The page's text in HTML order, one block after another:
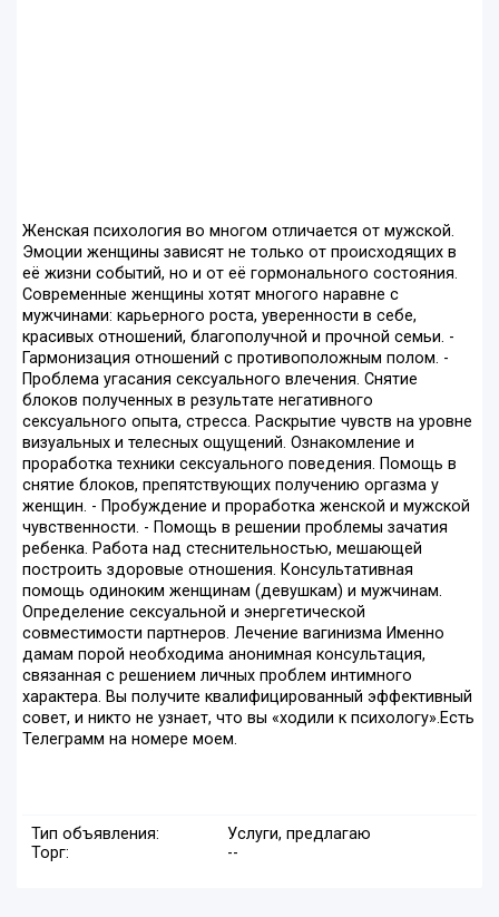
Женская психология во многом отличается от мужской.
Эмоции женщины зависят не только от происходящих в
её жизни событий, но и от её гормонального состояния.
Современные женщины хотят многого наравне с
мужчинами: карьерного роста, уверенности в себе,
красивых отношений, благополучной и прочной семьи. -
Гармонизация отношений с противоположным полом. -
Проблема угасания сексуального влечения. Снятие
блоков полученных в результате негативного
сексуального опыта, стресса. Раскрытие чувств на уровне
визуальных и телесных ощущений. Ознакомление и
проработка техники сексуального поведения. Помощь в
снятие блоков, препятствующих получению оргазма у
женщин. - Пробуждение и проработка женской и мужской
чувственности. - Помощь в решении проблемы зачатия
ребенка. Работа над стеснительностью, мешающей
построить здоровые отношения. Консультативная
помощь одиноким женщинам (девушкам) и мужчинам.
Определение сексуальной и энергетической
совместимости партнеров. Лечение вагинизма Именно
дамам порой необходима анонимная консультация,
связанная с решением личных проблем интимного
характера. Вы получите квалифицированный эффективный
совет, и никто не узнает, что вы «ходили к психологу».Есть
Телеграмм на номере моем.
Тип объявления:
Услуги, предлагаю
Торг:
--